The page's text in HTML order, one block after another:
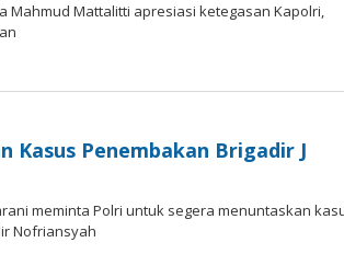
Mahmud Mattalitti apresiasi ketegasan Kapolri,
Kasus Penembakan Brigadir J
meminta Polri untuk segera menuntaskan
Nofriansyah